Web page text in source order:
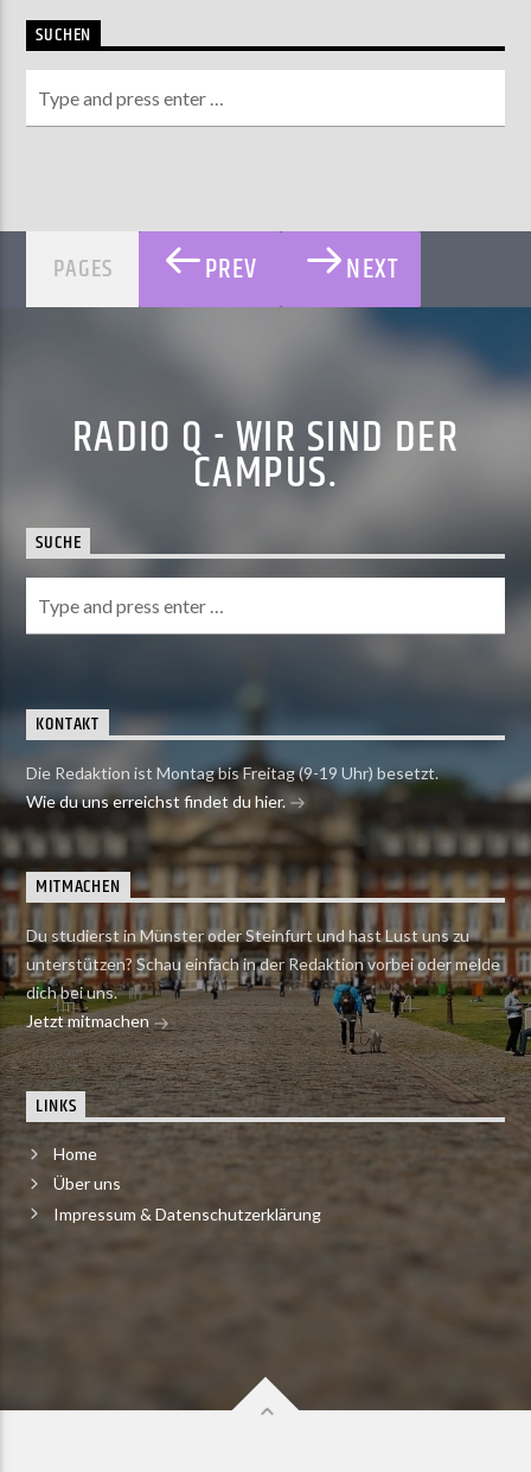
SUCHEN
PAGES PREV NEXT
RADIO Q - WIR SIND DER
CAMPUS.
SUCHE
KONTAKT
Die Redaktion ist Montag bis Freitag (9-19 Uhr) besetzt.
Wie du uns erreichst findet du hier.
MITMACHEN
Du studierst in Münster oder Steinfurt und hast Lust uns zu
unterstützen? Schau einfach in der Redaktion vorbei oder melde
dich bei uns.
Jetzt mitmachen
LINKS
Home
Über uns
Impressum & Datenschutzerklärung